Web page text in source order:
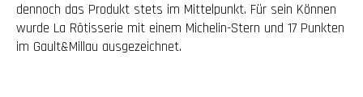
dennoch das Produkt stets im Mittelpunkt. Für sein Können
wurde La Rôtisserie mit einem Michelin-Stern und 17 Punkten
im Gault&Millau ausgezeichnet.